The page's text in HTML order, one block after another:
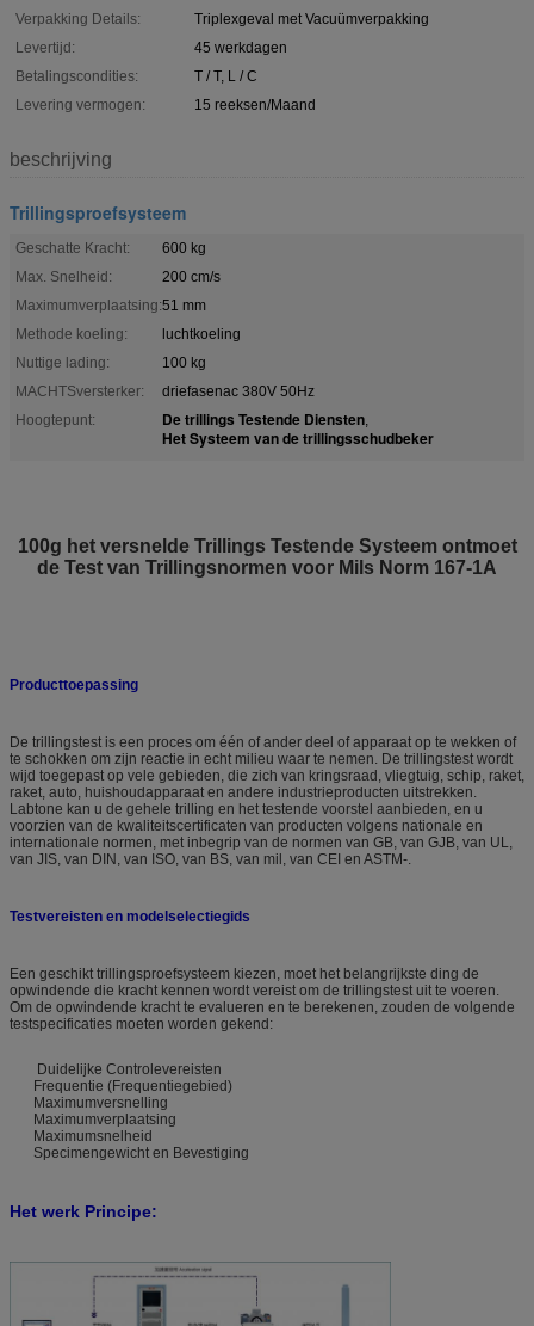
Verpakking Details:
Triplexgeval met Vacuümverpakking
Levertijd:
45 werkdagen
Betalingscondities:
T / T, L / C
Levering vermogen:
15 reeksen/Maand
beschrijving
Trillingsproefsysteem
Geschatte Kracht:
600 kg
Max. Snelheid:
200 cm/s
Maximumverplaatsing:51 mm
Methode koeling:
luchtkoeling
Nuttige lading:
100 kg
MACHTSversterker:
driefasenac 380V 50Hz
Hoogtepunt:
De trillings Testende Diensten,
Het Systeem van de trillingsschudbeker
100g het versnelde Trillings Testende Systeem ontmoet
de Test van Trillingsnormen voor Mils Norm 167-1A
Producttoepassing
De trillingstest is een proces om één of ander deel of apparaat op te wekken of
te schokken om zijn reactie in echt milieu waar te nemen. De trillingstest wordt
wijd toegepast op vele gebieden, die zich van kringsraad, vliegtuig, schip, raket,
raket, auto, huishoudapparaat en andere industrieproducten uitstrekken.
Labtone kan u de gehele trilling en het testende voorstel aanbieden, en u
voorzien van de kwaliteitscertificaten van producten volgens nationale en
internationale normen, met inbegrip van de normen van GB, van GJB, van UL,
van JIS, van DIN, van ISO, van BS, van mil, van CEI en ASTM-.
Testvereisten en modelselectiegids
Een geschikt trillingsproefsysteem kiezen, moet het belangrijkste ding de
opwindende die kracht kennen wordt vereist om de trillingstest uit te voeren.
Om de opwindende kracht te evalueren en te berekenen, zouden de volgende
testspecificaties moeten worden gekend:
Duidelijke Controlevereisten
Frequentie (Frequentiegebied)
Maximumversnelling
Maximumverplaatsing
Maximumsnelheid
Specimengewicht en Bevestiging
Het werk Principe: